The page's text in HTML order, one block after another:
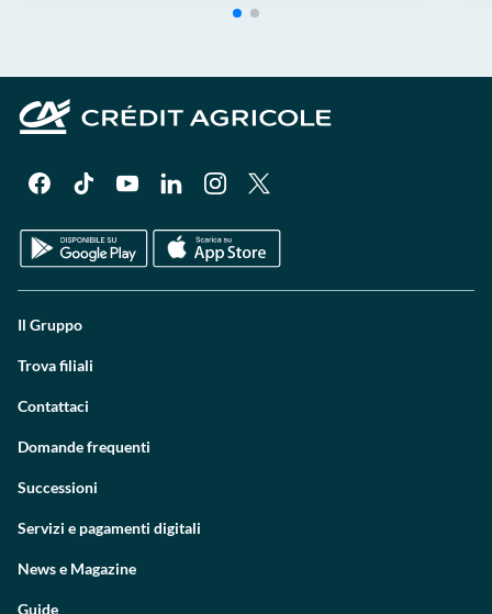
Il Gruppo
Trova filiali
Contattaci
Domande frequenti
Successioni
Servizi e pagamenti digitali
News e Magazine
Guide